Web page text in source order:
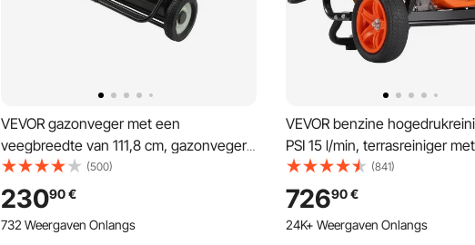
VEVOR gazonveger met een
veegbreedte van 111,8 cm, gazonveger
voor zitmaaiers, blad- en
grasopvangbak van 0,7 m³, bladveger
met verstelbare veeghoogte voor erf,
gazon en boerderij.
(500)
23090€
732 Weergaven Onlangs
VEVOR benzine
PSI 15 l/min, terrasreiniger
pomp, hogedrukpistool en
5-delige sproeierset, voor
schuttingen, huizen, opritten,
en meubels.
(841)
72690€
24K+ Weergaven Onlangs